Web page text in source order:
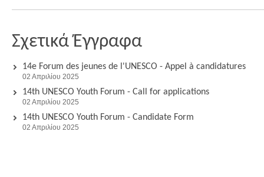
Σχετικά Έγγραφα
14e Forum des jeunes de l'UNESCO - Appel à candidatures
02 Απριλίου 2025
14th UNESCO Youth Forum - Call for applications
02 Απριλίου 2025
14th UNESCO Youth Forum - Candidate Form
02 Απριλίου 2025